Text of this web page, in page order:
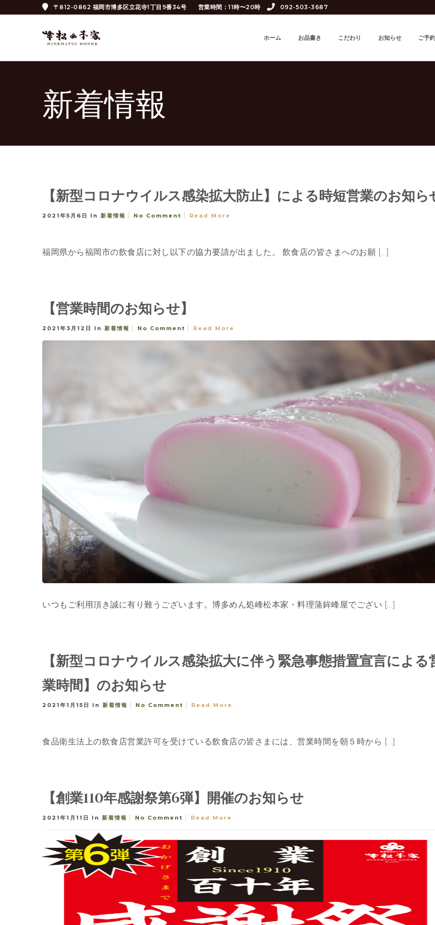
〒812-0862 福岡市博多区立花寺1丁目9番34号 営業時間：11時〜20時 092-503-3687
ホーム お品書き こだわり お知らせ ご予
新着情報
【新型コロナウイルス感染拡大防止】による時短営業のお知ら
2021年5月6日 In 新着情報 No Comment Read More
福岡県から福岡市の飲食店に対し以下の協力要請が出ました。 飲食店の皆さまへのお願 […]
【営業時間のお知らせ】
2021年3月12日 In 新着情報 No Comment Read More
いつもご利用頂き誠に有り難うございます。博多めん処峰松本家・料理蒲鉾峰屋でござい […]
【新型コロナウイルス感染拡大に伴う緊急事態措置宣言による
業時間】のお知らせ
2021年1月15日 In 新着情報 No Comment Read More
食品衛生法上の飲食店営業許可を受けている飲食店の皆さまには、営業時間を朝５時から […]
【創業110年感謝祭第6弾】開催のお知らせ
2021年1月11日 In 新着情報 No Comment Read More